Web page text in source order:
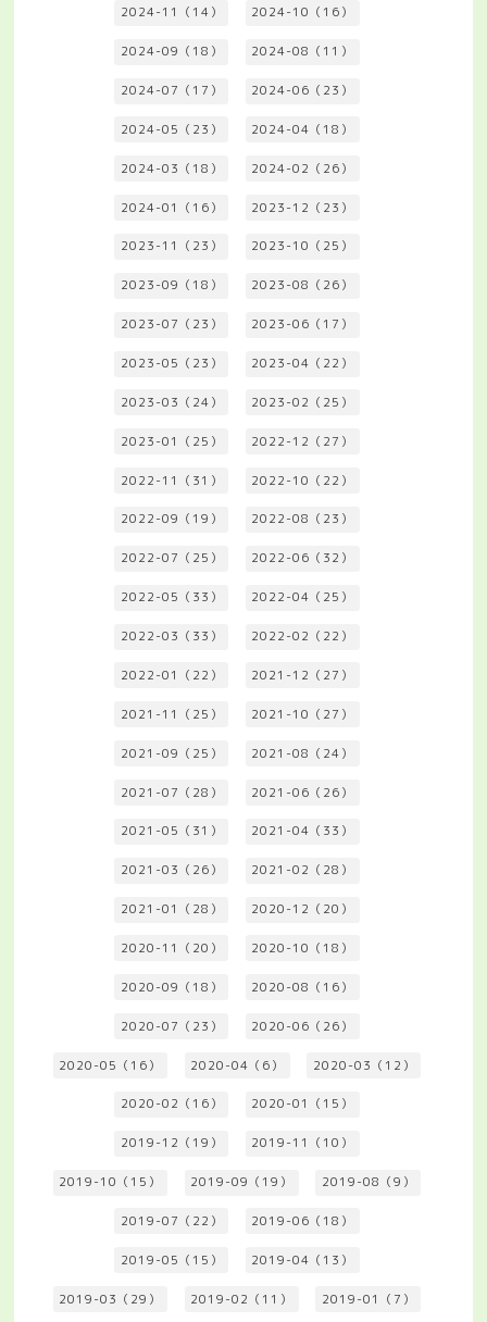
2024-11（14） 2024-10（16）
2024-09（18） 2024-08（11）
2024-07（17） 2024-06（23）
2024-05（23） 2024-04（18）
2024-03（18） 2024-02（26）
2024-01（16） 2023-12（23）
2023-11（23） 2023-10（25）
2023-09（18） 2023-08（26）
2023-07（23） 2023-06（17）
2023-05（23） 2023-04（22）
2023-03（24） 2023-02（25）
2023-01（25） 2022-12（27）
2022-11（31） 2022-10（22）
2022-09（19） 2022-08（23）
2022-07（25） 2022-06（32）
2022-05（33） 2022-04（25）
2022-03（33） 2022-02（22）
2022-01（22） 2021-12（27）
2021-11（25） 2021-10（27）
2021-09（25） 2021-08（24）
2021-07（28） 2021-06（26）
2021-05（31） 2021-04（33）
2021-03（26） 2021-02（28）
2021-01（28） 2020-12（20）
2020-11（20） 2020-10（18）
2020-09（18） 2020-08（16）
2020-07（23） 2020-06（26）
2020-05（16） 2020-04（6） 2020-03（12）
2020-02（16） 2020-01（15）
2019-12（19） 2019-11（10）
2019-10（15） 2019-09（19） 2019-08（9）
2019-07（22） 2019-06（18）
2019-05（15） 2019-04（13）
2019-03（29） 2019-02（11） 2019-01（7）